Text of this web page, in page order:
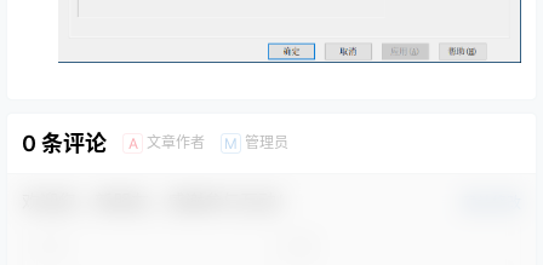
0 条评论 A 文章作者 M 管理员